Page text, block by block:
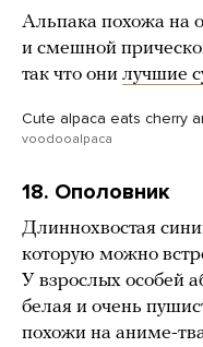
Альпака похожа на
и смешной
так что они лучшие
Cute alpaca eats cherry
voodooalpaca
18. Ополовник
Длиннохвостая
которую можно
У взрослых особей
белая и очень
похожи на аниме-